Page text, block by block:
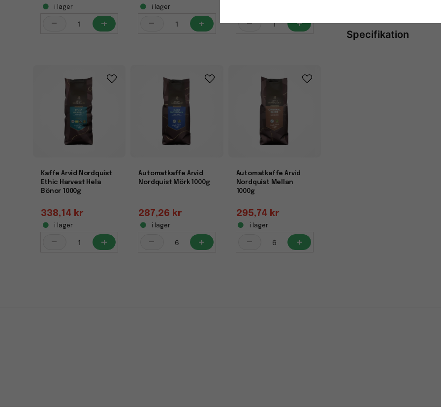
i lager
- +
i lager
- + - +
Kaffe Arvid Nordquist
Ethic Harvest Hela
Bönor 1000g
338,14 kr
i lager
- +
Automatkaffe Arvid
Nordquist Mörk 1000g
287,26 kr
i lager
- +
Automatkaffe Arvid
Nordquist Mellan
1000g
295,74 kr
i lager
- +
Specifikation